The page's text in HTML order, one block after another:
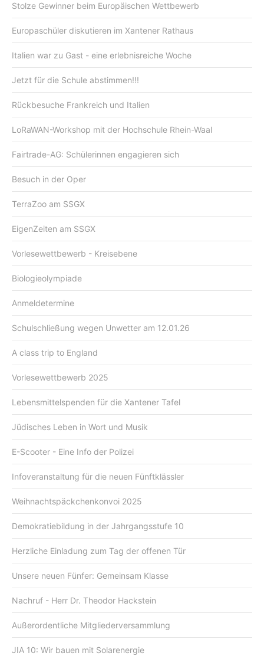
Stolze Gewinner beim Europäischen Wettbewerb
Europaschüler diskutieren im Xantener Rathaus
Italien war zu Gast - eine erlebnisreiche Woche
Jetzt für die Schule abstimmen!!!
Rückbesuche Frankreich und Italien
LoRaWAN-Workshop mit der Hochschule Rhein-Waal
Fairtrade-AG: Schülerinnen engagieren sich
Besuch in der Oper
TerraZoo am SSGX
EigenZeiten am SSGX
Vorlesewettbewerb - Kreisebene
Biologieolympiade
Anmeldetermine
Schulschließung wegen Unwetter am 12.01.26
A class trip to England
Vorlesewettbewerb 2025
Lebensmittelspenden für die Xantener Tafel
Jüdisches Leben in Wort und Musik
E-Scooter - Eine Info der Polizei
Infoveranstaltung für die neuen Fünftklässler
Weihnachtspäckchenkonvoi 2025
Demokratiebildung in der Jahrgangsstufe 10
Herzliche Einladung zum Tag der offenen Tür
Unsere neuen Fünfer: Gemeinsam Klasse
Nachruf - Herr Dr. Theodor Hackstein
Außerordentliche Mitgliederversammlung
JIA 10: Wir bauen mit Solarenergie